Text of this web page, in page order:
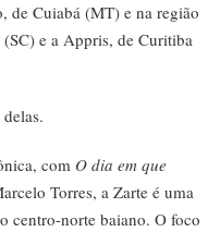
de Cuiabá (MT) e na região
e a Appris, de Curitiba
com O dia em que
Torres, a Zarte é uma
centro-norte baiano. O foco